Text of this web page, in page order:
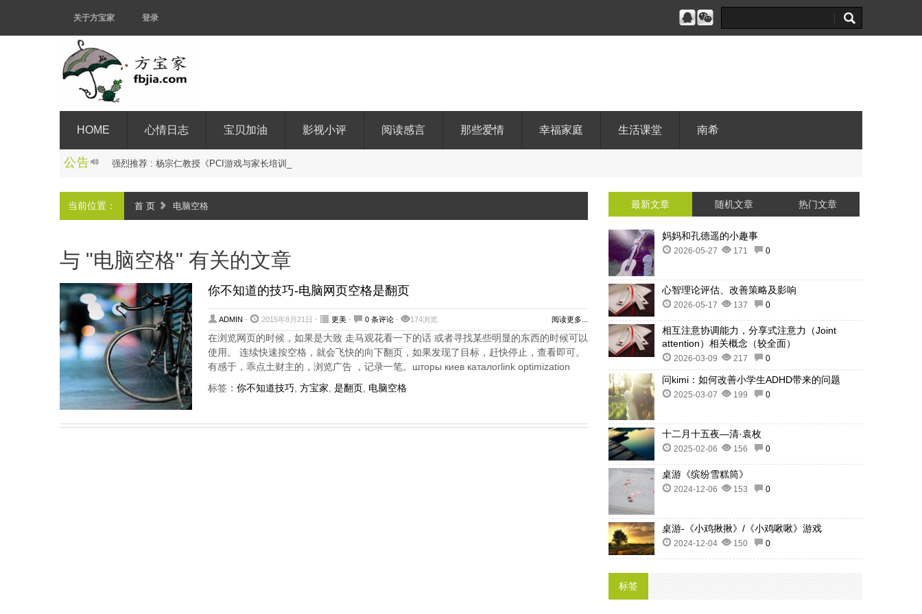
关于方宝家 登录
HOME 心情日志 宝贝加油 影视小评 阅读感言 那些爱情 幸福家庭 生活课堂 南希
公告 强烈推荐 : 杨宗仁教授 《 PC 游戏与家长培训
当前位置： 首 页 电脑空格
与 "电脑空格" 有关的文章
你不知道的技巧-电脑网页空格是翻页
ADMIN - 2015年8月21日 - 更美- 0 条评论- 174浏览 阅读更多...
在浏览网页的时候，如果是大致 走马观花看一下的话 或者寻找某些明显的东西的时候可以
使用。 连续快速按空格，就会飞快的向下翻页，如果发现了目标，赶快停止，查看即可。
有感于，乖点土财主的，浏览广告 ，记录一笔。шторы киев каталогlink optimization
标签： 你不知道技巧, 方宝家 是翻页, 电脑空格
最新文章 随机文章 热门文章
妈妈和孔德遥的小趣事
2026-05-27 171 0
心智理论评估、改善策略及影响
2026-05-17 137 0
相互注意协调能力，分享式注意力（Joint
attention）相关概念（较全面）
2026-03-09 217 0
问kimi：如何改善小学生ADHD带来的问题
2025-03-07 199 0
十二月十五夜—清·袁枚
2025-02-06 156 0
桌游《缤纷雪糕筒》
2024-12-06 153 0
桌游-《小鸡揪揪》/《小鸡啾啾》游戏
2024-12-04 150 0
标签